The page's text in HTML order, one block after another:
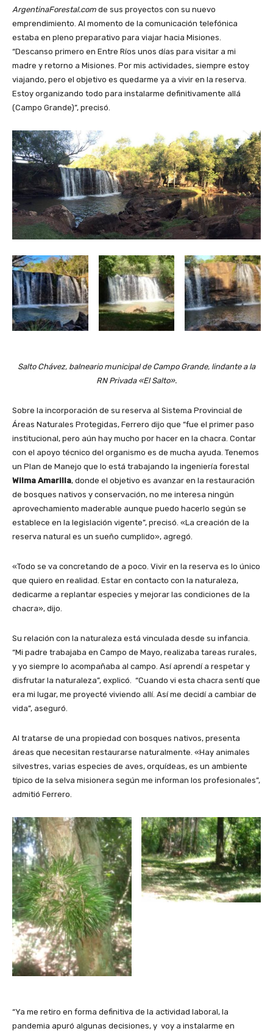
ArgentinaForestal.com de sus proyectos con su nuevo
emprendimiento. Al momento de la comunicación telefónica
estaba en pleno preparativo para viajar hacia Misiones.
“Descanso primero en Entre Ríos unos días para visitar a mi
madre y retorno a Misiones. Por mis actividades, siempre estoy
viajando, pero el objetivo es quedarme ya a vivir en la reserva.
Estoy organizando todo para instalarme definitivamente allá
(Campo Grande)”, precisó.
Salto Chávez, balneario municipal de Campo Grande, lindante a la
RN Privada «El Salto».
Sobre la incorporación de su reserva al Sistema Provincial de
Áreas Naturales Protegidas, Ferrero dijo que “fue el primer paso
institucional, pero aún hay mucho por hacer en la chacra. Contar
con el apoyo técnico del organismo es de mucha ayuda. Tenemos
un Plan de Manejo que lo está trabajando la ingeniería forestal
Wilma Amarilla, donde el objetivo es avanzar en la restauración
de bosques nativos y conservación, no me interesa ningún
aprovechamiento maderable aunque puedo hacerlo según se
establece en la legislación vigente”, precisó. «La creación de la
reserva natural es un sueño cumplido», agregó.
«Todo se va concretando de a poco. Vivir en la reserva es lo único
que quiero en realidad. Estar en contacto con la naturaleza,
dedicarme a replantar especies y mejorar las condiciones de la
chacra», dijo.
Su relación con la naturaleza está vinculada desde su infancia.
“Mi padre trabajaba en Campo de Mayo, realizaba tareas rurales,
y yo siempre lo acompañaba al campo. Así aprendí a respetar y
disfrutar la naturaleza”, explicó. “Cuando vi esta chacra sentí que
era mi lugar, me proyecté viviendo allí. Así me decidí a cambiar de
vida”, aseguró.
Al tratarse de una propiedad con bosques nativos, presenta
áreas que necesitan restaurarse naturalmente. «Hay animales
silvestres, varias especies de aves, orquídeas, es un ambiente
típico de la selva misionera según me informan los profesionales”,
admitió Ferrero.
“Ya me retiro en forma definitiva de la actividad laboral, la
pandemia apuró algunas decisiones, y voy a instalarme en